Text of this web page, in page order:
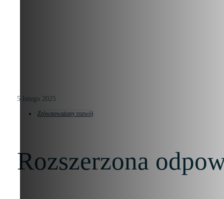
5 lutego 2025
Zrównoważony rozwój
Rozszerzona